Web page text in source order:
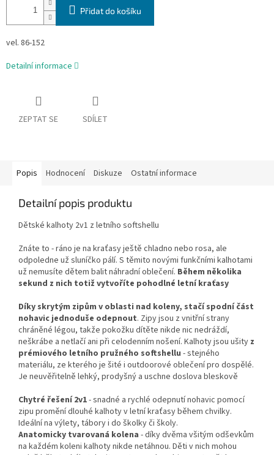
Přidat do košíku
vel. 86-152
Detailní informace
ZEPTAT SE SDÍLET
Popis Hodnocení Diskuze Ostatní informace
Detailní popis produktu
Dětské kalhoty 2v1 z letního softshellu
Znáte to - ráno je na kraťasy ještě chladno nebo rosa, ale
odpoledne už sluníčko pálí. S těmito novými funkčními kalhotami
už nemusíte dětem balit náhradní oblečení. Během několika
sekund z nich totiž vytvoříte pohodlné letní kraťasy
Díky skrytým zipům v oblasti nad koleny, stačí spodní část
nohavic jednoduše odepnout. Zipy jsou z vnitřní strany
chráněné légou, takže pokožku dítěte nikde nic nedráždí,
neškrábe a netlačí ani při celodenním nošení. Kalhoty jsou ušity z
prémiového letního pružného softshellu - stejného
materiálu, ze kterého je šité i outdoorové oblečení pro dospělé.
Je neuvěřitelně lehký, prodyšný a uschne doslova bleskově
Chytré řešení 2v1- snadné a rychlé odepnutí nohavic pomocí
zipu promění dlouhé kalhoty v letní kraťasy během chvilky.
Ideální na výlety, tábory i do školky či školy.
Anatomicky tvarovaná kolena - díky dvěma všitým odševkům
na každém koleni kalhoty nikde netáhnou. Děti v nich mohou